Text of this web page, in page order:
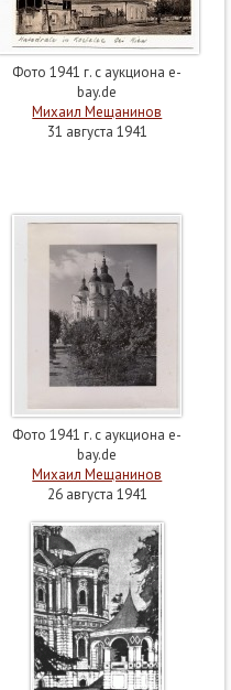
Фото 1941 г. с аукциона e-
bay.de
Михаил Мещанинов
31 августа 1941
Фото 1941 г. с аукциона e-
bay.de
Михаил Мещанинов
26 августа 1941